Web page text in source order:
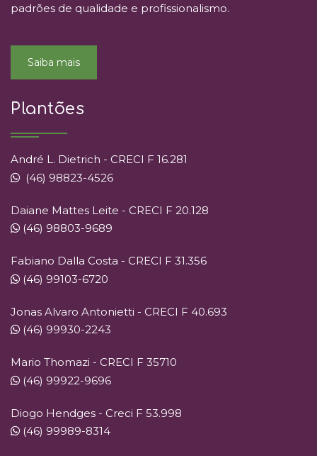
padrões de qualidade e profissionalismo.
Saiba mais
Plantões
André L. Dietrich - CRECI F 16.281
(46) 98823-4526
Daiane Mattes Leite - CRECI F 20.128
(46) 98803-9689
Fabiano Dalla Costa - CRECI F 31.356
(46) 99103-6720
Jonas Alvaro Antonietti - CRECI F 40.693
(46) 99930-2243
Mario Thomazi - CRECI F 35710
(46) 99922-9696
Diogo Hendges - Creci F 53.998
(46) 99989-8314